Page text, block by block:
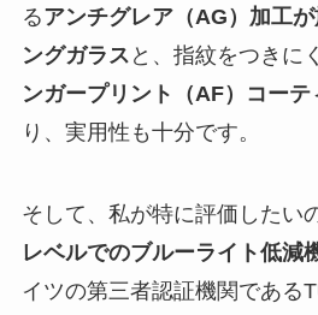
るアンチグレア（AG）加工
ングガラス と、指紋をつきに
ンガープリント（AF）コーテ
り、実用性も十分です。
そして、私が特に評価したい
レベルでのブルーライト低減
イツの第三者認証機関である